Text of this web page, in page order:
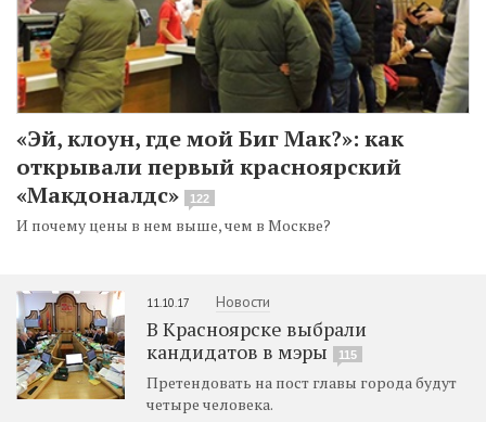
«Эй, клоун, где мой Биг Мак?»: как
открывали первый красноярский
«Макдоналдс»
122
И почему цены в нем выше, чем в Москве?
11.10.17 Новости
В Красноярске выбрали
кандидатов в мэры
115
Претендовать на пост главы города будут
четыре человека.